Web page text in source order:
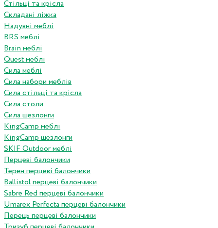
Стільці та крісла
Складані ліжка
Надувні меблі
BRS меблі
Brain меблі
Quest меблі
Сила меблі
Сила набори меблів
Сила стільці та крісла
Сила столи
Сила шезлонги
KingCamp меблі
KingCamp шезлонги
SKIF Outdoor меблі
Перцеві балончики
Терен перцеві балончики
Ballistol перцеві балончики
Sabre Red перцеві балончики
Umarex Perfecta перцеві балончики
Перець перцеві балончики